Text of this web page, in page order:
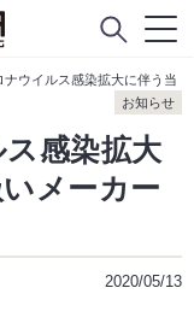
ナウイルス感染拡大に伴う当
お知らせ
感染拡大
メーカー
2020/05/13